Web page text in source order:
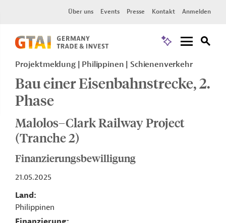
Über uns Events Presse Kontakt Anmelden
Projektmeldung Philippinen Schienenverkehr
Bau einer Eisenbahnstrecke, 2.
Phase
Malolos–Clark Railway Project
(Tranche 2)
Finanzierungsbewilligung
21.05.2025
Land
Philippinen